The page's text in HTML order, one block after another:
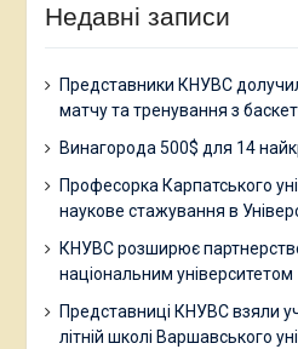
Недавні записи
Представники КНУВС
матчу та тренування з
Винагорода 500$ для 14
Професорка Карпатського
наукове стажування в
КНУВС розширює
національним університетом
Представниці КНУВС взяли
літній школі Варшавського